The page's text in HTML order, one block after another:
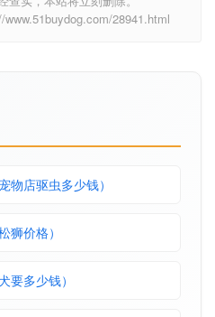
28941.html
物店驱虫多少钱）
狮价格）
要多少钱）